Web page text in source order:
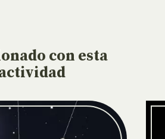
con esta